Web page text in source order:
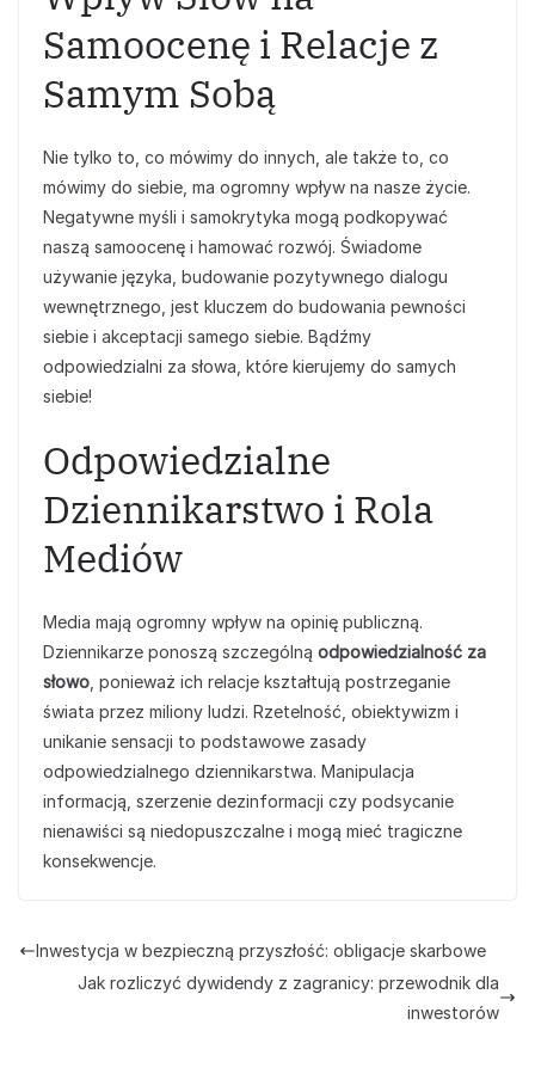
Samoocenę i Relacje z
Samym Sobą
Nie tylko to, co mówimy do innych, ale także to, co
mówimy do siebie, ma ogromny wpływ na nasze życie.
Negatywne myśli i samokrytyka mogą podkopywać
naszą samoocenę i hamować rozwój. Świadome
używanie języka, budowanie pozytywnego dialogu
wewnętrznego, jest kluczem do budowania pewności
siebie i akceptacji samego siebie. Bądźmy
odpowiedzialni za słowa, które kierujemy do samych
siebie!
Odpowiedzialne
Dziennikarstwo i Rola
Mediów
Media mają ogromny wpływ na opinię publiczną.
Dziennikarze ponoszą szczególną odpowiedzialność za
słowo , ponieważ ich relacje kształtują postrzeganie
świata przez miliony ludzi. Rzetelność, obiektywizm i
unikanie sensacji to podstawowe zasady
odpowiedzialnego dziennikarstwa. Manipulacja
informacją, szerzenie dezinformacji czy podsycanie
nienawiści są niedopuszczalne i mogą mieć tragiczne
konsekwencje.
Inwestycja w bezpieczną przyszłość: obligacje skarbowe
Jak rozliczyć dywidendy z zagranicy: przewodnik dla
inwestorów